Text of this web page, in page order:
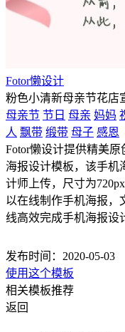
Fotor懒设计
粉色小清新母亲节花店
母亲节 节日 母亲 妈妈
人 飘带 缎带 母子 感恩
Fotor懒设计提供精美
海报设计模板，该手机
计师上传，尺寸为
以在线制作手机海报，
线高效完成手机海报设
发布时间：2020-05-03
使用这个模板
相关模板推荐
返回